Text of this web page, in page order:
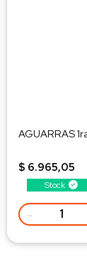
Stock
AGUARRAS
$ 6.965,05
-